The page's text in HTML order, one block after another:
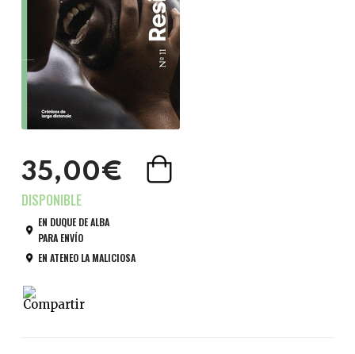
35,00€
EN DUQUE DE ALBA
PARA ENVÍO
EN ATENEO LA MALICIOSA